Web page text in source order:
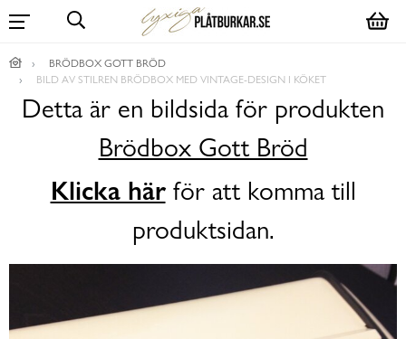
BRÖDBOX GOTT BRÖD
BILD AV STILREN BRÖDBOX MED VINTAGE-DESIGN I KÖKET
Detta är en bildsida för produkten
Brödbox Gott Bröd
Klicka härför att komma till
produktsidan.